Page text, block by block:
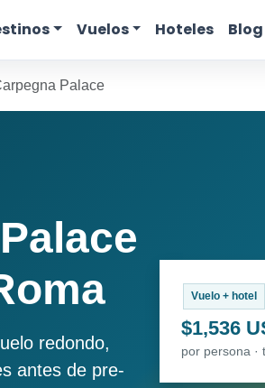
Vuelos Hoteles Blog
Palace
redondo,
antes de pre-
Vuelo + hotel
$1,536
por persona ·